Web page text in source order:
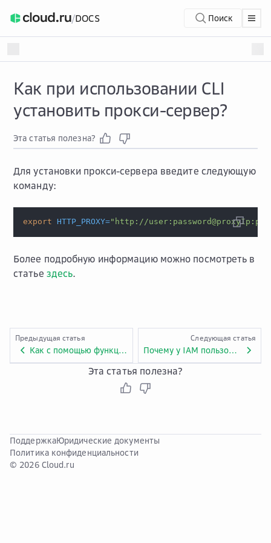
/DOCS Поиск
Как при использовании CLI
установить прокси-сервер?
Эта статья полезна?
Для установки прокси-сервера введите следующую
команду:
export HTTP_PROXY="http://
Более подробную информацию можно посмотреть в
статье здесь.
Предыдущая статья
Как с помощью функций FunctionGraph получить доступ к MySQL?
Следующая статья
Почему у IAM пользователя может недоставать прав на работу с FunctionGraph?
Эта статья полезна?
ПоддержкаЮридические документы
Политика конфиденциальности
© 2026 Cloud.ru